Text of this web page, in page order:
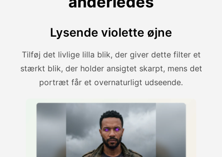
Lysende violette øjne
Tilføj det livlige lilla blik, der giver dette filter et
stærkt blik, der holder ansigtet skarpt, mens det
portræt får et overnaturligt udseende.